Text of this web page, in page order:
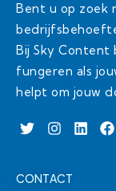
Bent u op zoek
Bij Sky Content
fungeren als
helpt om jouw
T
w
t
I
n
a
L
i
F
a
CONTACT